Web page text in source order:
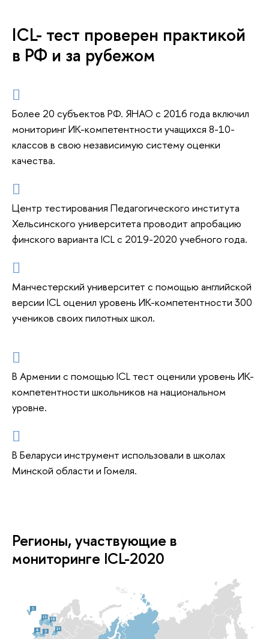
ICL- тест проверен практикой
в РФ и за рубежом
Более 20 субъектов РФ. ЯНАО с 2016 года включил
мониторинг ИК-компетентности учащихся 8-10-
классов в свою независимую систему оценки
качества.
Центр тестирования Педагогического института
Хельсинского университета проводит апробацию
финского варианта ICL с 2019-2020 учебного года.
Манчестерский университет с помощью английской
версии ICL оценил уровень ИК-компетентности 300
учеников своих пилотных школ.
В Армении с помощью ICL тест оценили уровень ИК-
компетентности школьников на национальном
уровне.
В Беларуси инструмент использовали в школах
Минской области и Гомеля.
Регионы, участвующие в
мониторинге ICL-2020